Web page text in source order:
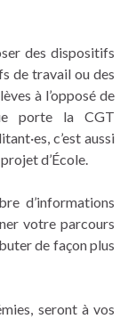
des dispositifs
de travail ou des
à l’opposé de
porte la CGT
c’est aussi
d’École.
d’informations
votre parcours
de façon plus
seront à vos